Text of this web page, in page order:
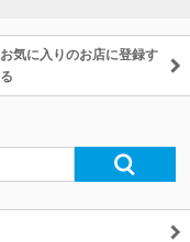
お気に入りのお店に登録す
る